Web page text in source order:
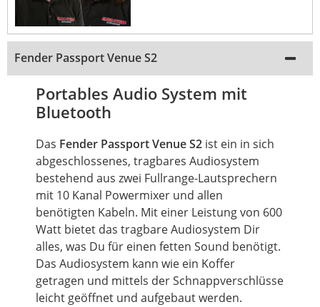
Fender Passport Venue S2
Portables Audio System mit
Bluetooth
Das Fender Passport Venue S2 ist ein in sich
abgeschlossenes, tragbares Audiosystem
bestehend aus zwei Fullrange-Lautsprechern
mit 10 Kanal Powermixer und allen
benötigten Kabeln. Mit einer Leistung von 600
Watt bietet das tragbare Audiosystem Dir
alles, was Du für einen fetten Sound benötigt.
Das Audiosystem kann wie ein Koffer
getragen und mittels der Schnappverschlüsse
leicht geöffnet und aufgebaut werden.